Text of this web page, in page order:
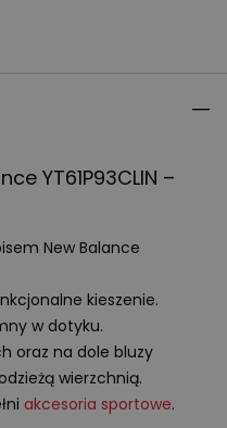
YT61P93CLIN –
New Balance
kieszenie.
w dotyku.
oraz na dole bluzy
wierzchnią.
akcesoria sportowe.